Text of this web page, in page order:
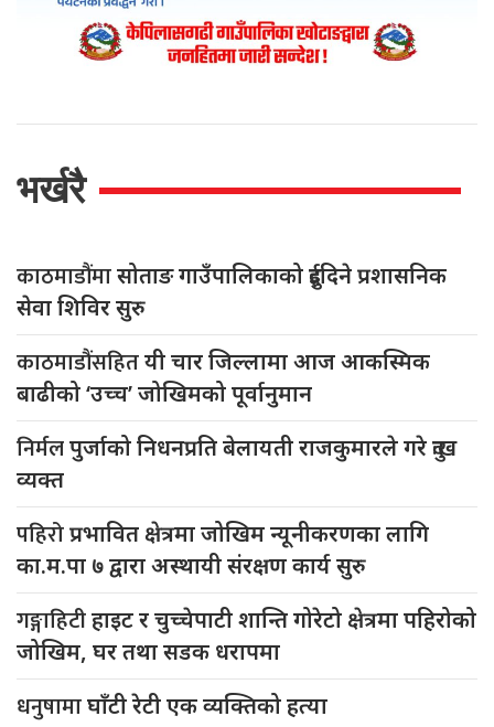
भर्खरै
काठमाडौंमासोताङ गाउँपालिकाको दुईदिने प्रशासनिक
सेवा शिविर सुरु
काठमाडौंसहितयी चार जिल्लामा आज आकस्मिक
बाढीको ‘उच्च’ जोखिमको पूर्वानुमान
निर्मलपुर्जाको निधनप्रति बेलायती राजकुमारले गरे दुःख
व्यक्त
पहिरोप्रभावित क्षेत्रमा जोखिम न्यूनीकरणका लागि
का.म.पा ७ द्वारा अस्थायी संरक्षण कार्य सुरु
गङ्गाहिटीहाइट र चुच्चेपाटी शान्ति गोरेटो क्षेत्रमा पहिरोको
जोखिम, घर तथा सडक धरापमा
धनुषामाघाँटी रेटी एक व्यक्तिको हत्या